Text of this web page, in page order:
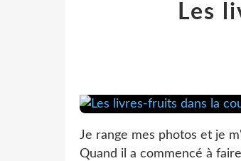
Les
Je range mes photos et je
Quand il a commencé à